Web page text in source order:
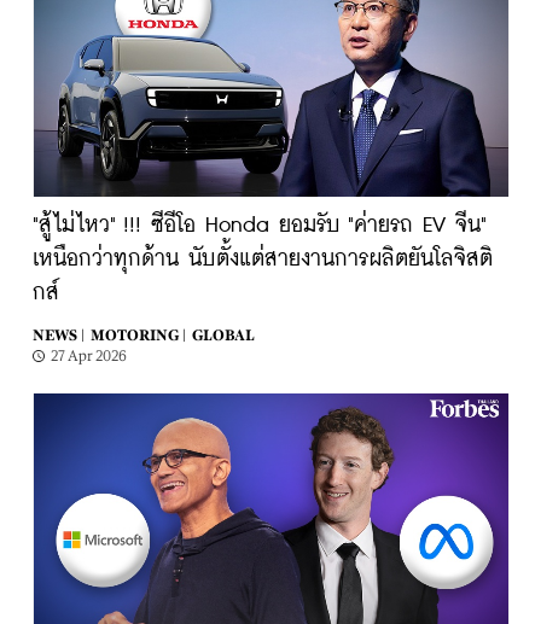
"สู้ไม่ไหว" !!! ซีอีโอ Honda ยอมรับ "ค่ายรถ EV จีน"
เหนือกว่าทุกด้าน นับตั้งแต่สายงานการผลิตยันโลจิสติ
กส์
NEWS | MOTORING |
GLOBAL
27 Apr 2026